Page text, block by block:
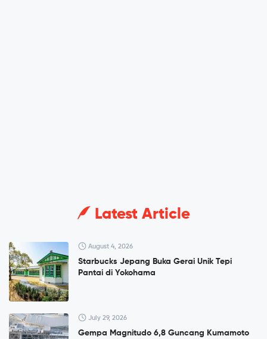
Latest Article
August 4, 2026
Starbucks Jepang Buka Gerai Unik Tepi
Pantai di Yokohama
July 29, 2026
Gempa Magnitudo 6,8 Guncang Kumamoto